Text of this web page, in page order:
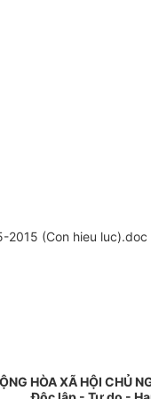
2015 (Con hieu luc).doc
HÒA XÃ HỘI CHỦ